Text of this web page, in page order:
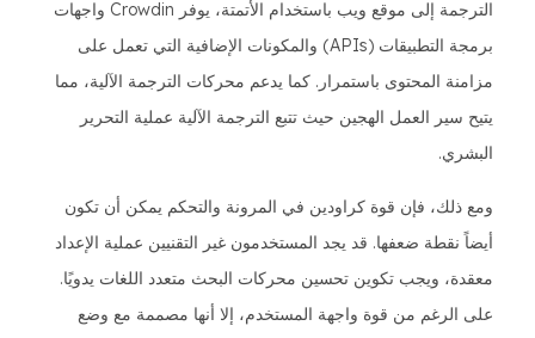
الترجمة إلى موقع ويب باستخدام الأتمتة، يوفر Crowdin واجهات
برمجة التطبيقات (APIs) والمكونات الإضافية التي تعمل على
مزامنة المحتوى باستمرار. كما يدعم محركات الترجمة الآلية، مما
يتيح سير العمل الهجين حيث تتبع الترجمة الآلية عملية التحرير
البشري.
ومع ذلك، فإن قوة كراودين في المرونة والتحكم يمكن أن تكون
أيضاً نقطة ضعفها. قد يجد المستخدمون غير التقنيين عملية الإعداد
معقدة، ويجب تكوين تحسين محركات البحث متعدد اللغات يدويًا.
على الرغم من قوة واجهة المستخدم، إلا أنها مصممة مع وضع